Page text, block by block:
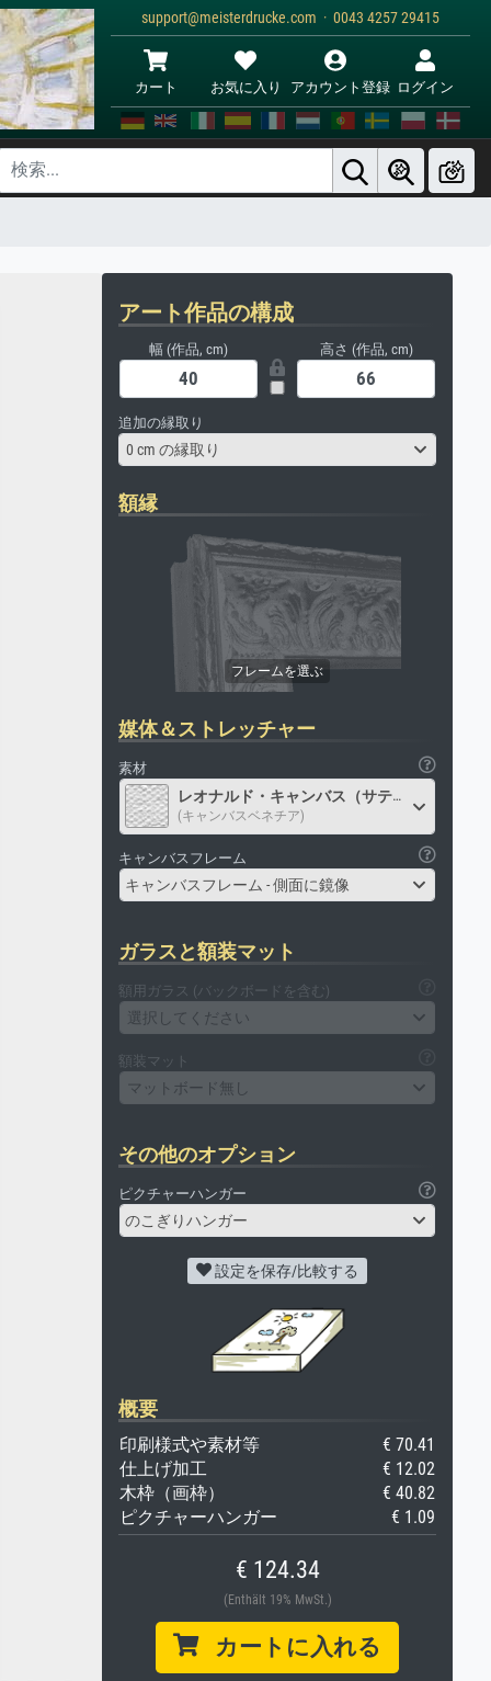
support@meisterdrucke.com · 0043 4257 29415
カート お気に入り アカウント登録 ログイン
アート作品の構成
幅 (作品, cm) 高さ (作品, cm)
追加の縁取り
0 cm の縁取り
額縁
媒体＆ストレッチャー
素材
レオナルド・キャンバス（サテン）
(キャンバスベネチア)
キャンバスフレーム
キャンバスフレーム - 側面に鏡像
ガラスと額装マット
額用ガラス (バックボードを含む)
選択してください
額装マット
マットボード無し
その他のオプション
ピクチャーハンガー
のこぎりハンガー
設定を保存/比較する
概要
印刷様式や素材等
€ 70.41
仕上げ加工
€ 12.02
木枠（画枠）
€ 40.82
ピクチャーハンガー
€ 1.09
€ 124.34
(Enthält 19% MwSt.)
カートに入れる